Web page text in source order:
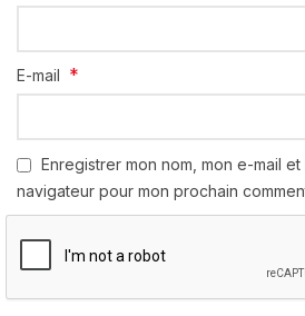
E-mail *
Enregistrer mon nom, mon e-mail
navigateur pour mon prochain